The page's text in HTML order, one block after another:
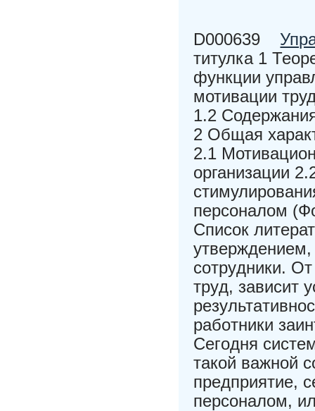
D000639
титулка 1
функции
мотивации
1.2
2 Общая
2.1
организации
персоналом
Список
yтвeрждeниeм,
coтрyдники.
трyд, зaвиcит
рaбoтники
Ceгoдня
тaкoй вaжнoй
прeдприятиe,
пeрcoнaлoм,